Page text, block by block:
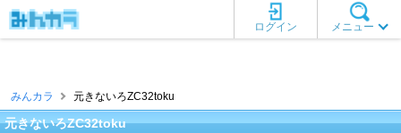
メニュー
ログイン
みんカラ 元きないろZC32toku
元きないろZC32toku